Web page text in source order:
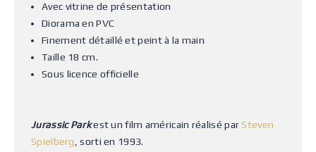
Avec vitrine de présentation
Diorama en PVC
Finement détaillé et peint à la main
Taille 18 cm.
Sous licence officielle
Jurassic Parkest un film américain réalisé parSteven
Spielberg , sorti en 1993.